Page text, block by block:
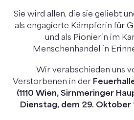
Sie wird allen, die sie geliebt
als engagierte Kämpferin für
und als Pionierin im
Menschenhandel in
Wir verabschieden uns
Verstorbenen in der
(1110 Wien, Sirnmeringer
Dienstag, dem 29. Oktober